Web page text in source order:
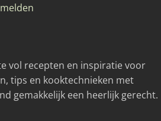
vol recepten en inspiratie voor
tips en kooktechnieken met
gemakkelijk een heerlijk gerecht.